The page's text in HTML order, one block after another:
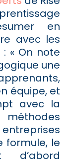
en
avec les
« On note
une
équipe, et
avec la
formule, le
d’abord